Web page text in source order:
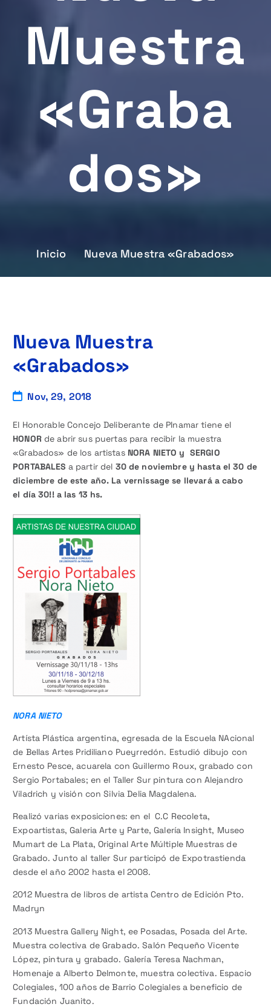
Muestra
«Graba
Dos»
Inicio Nueva Muestra «Grabados»
Nueva Muestra
«Grabados»
Nov, 29, 2018
El Honorable Concejo Deliberante de PInamar tiene el
HONORde abrir sus puertas para recibir la muestra
«Grabados» de los artistas NORA NIETO y SERGIO
PORTABALES a partir del 30 de noviembre y hasta el 30 de
diciembre de este año. La vernissage se llevará a cabo
el día 30!! a las 13 hs.
NORA NIETO
Artísta Plástica argentina, egresada de la Escuela NAcional
de Bellas Artes Pridiliano Pueyrredón. Estudió dibujo con
Ernesto Pesce, acuarela con Guillermo Roux, grabado con
Sergio Portabales; en el Taller Sur pintura con Alejandro
Viladrich y visión con Silvia Delia Magdalena.
Realizó varias exposiciones: en el C.C Recoleta,
Expoartistas, Galeria Arte y Parte, Galería Insight, Museo
Mumart de La Plata, Original Arte Múltiple Muestras de
Grabado. Junto al taller Sur participó de Expotrastienda
desde el año 2002 hasta el 2008.
2012 Muestra de libros de artista Centro de Edición Pto.
Madryn
2013 Muestra Gallery Night, ee Posadas, Posada del Arte.
Muestra colectiva de Grabado.Salón Pequeño Vicente
López, pintura y grabado. Galería Teresa Nachman,
Homenaje a Alberto Delmonte, muestra colectiva. Espacio
Colegiales, 100 años de Barrio Colegiales a beneficio de
Fundación Juanito.